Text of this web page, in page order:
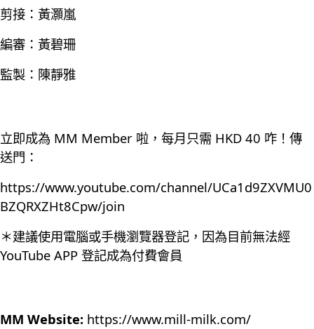
剪接：黃灝嵐
編審：黃碧珊
監製：陳靜雅
立即成為 MM Member 啦，每月只需 HKD 40 咋！傳
送門：
https://www.youtube.com/channel/UCa1d9ZXVMU0
BZQRXZHt8Cpw/join
＊建議使用電腦或手機瀏覽器登記，因為目前無法經
YouTube APP 登記成為付費會員
MM Website: https://www.mill-milk.com/